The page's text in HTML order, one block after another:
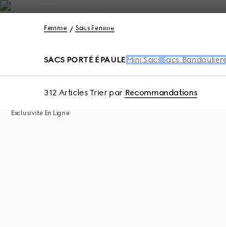
Nous Contacter
Femme Sacs Femme
SACS PORTÉ ÉPAULE Mini Sacs Sacs Bandoulière
312 Articles Trier par Recommandations
Exclusivité En Ligne